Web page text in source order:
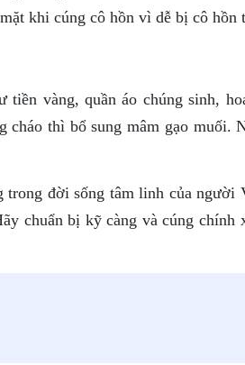
khi cúng cô hồn vì dễ bị cô hồn
vàng, quần áo chúng sinh,
cháo thì bổ sung mâm gạo muối.
trong đời sống tâm linh của
chuẩn bị kỹ càng và cúng chính